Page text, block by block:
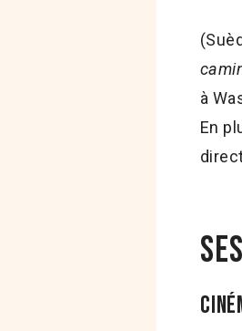
à
En